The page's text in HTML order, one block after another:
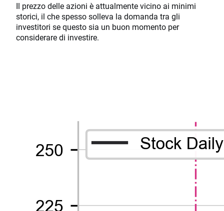
Il prezzo delle azioni è attualmente vicino ai minimi
storici, il che spesso solleva la domanda tra gli
investitori se questo sia un buon momento per
considerare di investire.